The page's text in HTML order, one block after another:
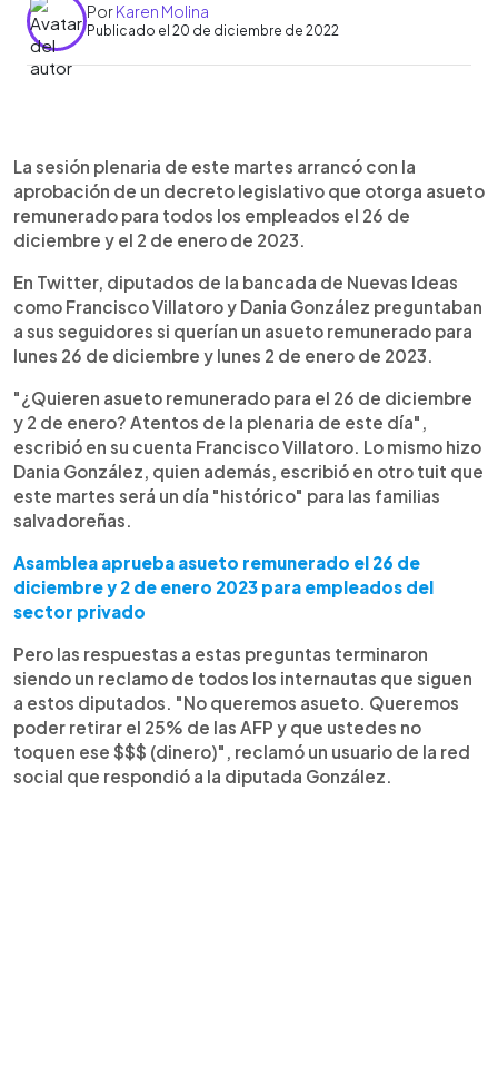
PorKaren Molina
Publicado el 20 de diciembre de 2022
► Escuchar artículo
La sesión plenaria de este martes arrancó con la
aprobación de un decreto legislativo que otorga asueto
remunerado para todos los empleados el 26 de
diciembre y el 2 de enero de 2023.
En Twitter, diputados de la bancada de Nuevas Ideas
como Francisco Villatoro y Dania González preguntaban
a sus seguidores si querían un asueto remunerado para
lunes 26 de diciembre y lunes 2 de enero de 2023.
"¿Quieren asueto remunerado para el 26 de diciembre
y 2 de enero? Atentos de la plenaria de este día",
escribió en su cuenta Francisco Villatoro. Lo mismo hizo
Dania González, quien además, escribió en otro tuit que
este martes será un día "histórico" para las familias
salvadoreñas.
Asamblea aprueba asueto remunerado el 26 de
diciembre y 2 de enero 2023 para empleados del
sector privado
Pero las respuestas a estas preguntas terminaron
siendo un reclamo de todos los internautas que siguen
a estos diputados. "No queremos asueto. Queremos
poder retirar el 25% de las AFP y que ustedes no
toquen ese $$$ (dinero)", reclamó un usuario de la red
social que respondió a la diputada González.